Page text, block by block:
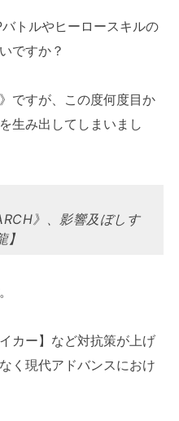
トルやヒーロースキルの
ですか？
ですが、この度何度目か
生み出してしまいまし
》、影響及ぼしす
カー】など対抗策が上げ
く現代アドバンスにおけ